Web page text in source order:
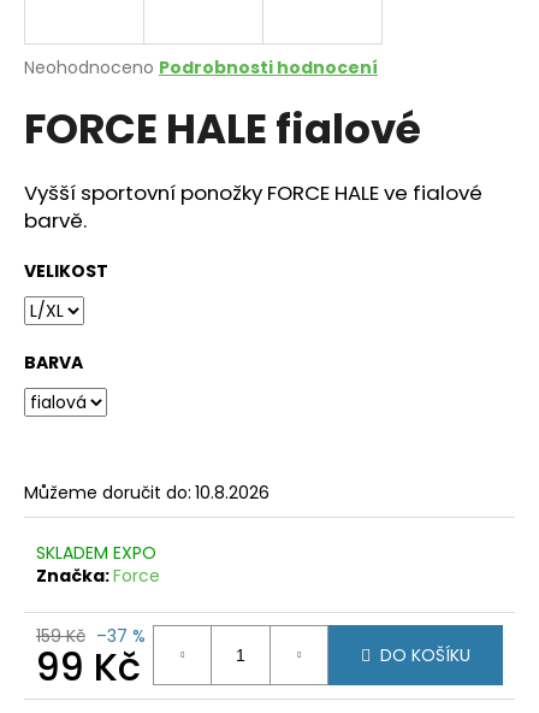
Průměrné
produktu
je
z
5
hvězdiček.
Neohodnoceno Podrobnosti hodnocení
FORCE HALE fialové
Vyšší sportovní ponožky FORCE HALE ve fialové
barvě.
VELIKOST
BARVA
Můžeme doručit do: 10.8.2026
SKLADEM EXPO
Značka:Force
159 Kč –37 %
99 Kč
Měrná
DO KOŠÍKU
j
t
?
D
o
r
u
č
u
e
m